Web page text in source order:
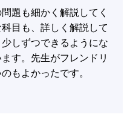
題も細かく解説してく
目も、詳しく解説して
しずつできるようにな
す。先生がフレンドリ
もよかったです。